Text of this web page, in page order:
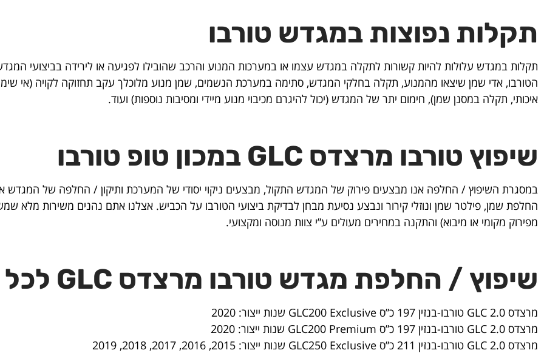
תקלות נפוצות במגדש טורבו
תקלות במגדש עלולות להיות קשורות לתקלה במגדש עצמו או במערכות המנוע והרכב שהובילו לפגיעה או לירידה בביצועי
הטורבו, אדי שמן שיצאו מהמנוע, תקלה בחלקי המגדש, סתימה במערכת הנשמים, שמן מנוע מלוכלך עקב תחזוקה לקויה (אי
איכותי, תקלה במסנן שמן), חימום יתר של המגדש (יכול להיגרם מכיבוי מנוע מיידי ומסיבות נוספות) ועוד.
שיפוץ טורבו מרצדס GLC במכון טופ טורבו
במסגרת השיפוץ / החלפה אנו מבצעים פירוק של המגדש התקול, מבצעים ניקוי יסודי של המערכת ותיקון / החלפה של המגדש
החלפת שמן, פילטר שמן ונוזלי קירור ונבצע נסיעת מבחן לבדיקת ביצועי הטורבו על הכביש. אצלנו אתם נהנים משירות מלא
מפירוק מקומי או מיבוא) והתקנה במחירים מעולים ע”י צוות מנוסה ומקצועי.
שיפוץ / החלפת מגדש טורבו מרצדס GLC לכל המודלים:
מרצדס GLC 2.0 טורבו-בנזין 197 כ”ס GLC200 Exclusive שנות ייצור: 2020
מרצדס GLC 2.0 טורבו-בנזין 197 כ”ס GLC200 Premium שנות ייצור: 2020
מרצדס GLC 2.0 טורבו-בנזין 211 כ”ס GLC250 Exclusive שנות ייצור: 2015, 2016, 2017, 2018, 2019